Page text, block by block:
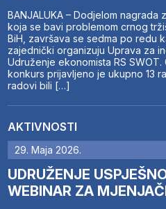
BANJALUKA – Dodjelom nagrada
koja se bavi problemom crnog
BiH, završava se sedma po redu
zajednički organizuju Uprava za
Udruženje ekonomista RS
konkurs prijavljeno je ukupno 13
radovi bili […]
AKTIVNOSTI
29. Maja 2026.
UDRUŽENJE
WEBINAR ZA